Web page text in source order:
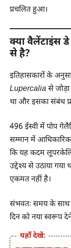
प्रचलित हुआ।
क्या वैलेंटाइंस डे
से है?
इतिहासकारों के
Lupercaliaसे जोड़ा
था और इसका संबंध
496 ईस्वी में पोप
सम्मान में
कि यह कदम
उद्देश्य से उठाया गया
एकमत नहीं है।
संभवतः समय के साथ
दिन को नया स्वरूप
यहाँ देखें: